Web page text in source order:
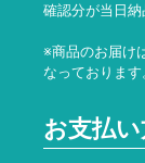
確認分が当日納
※商品のお届け
なっております
お支払